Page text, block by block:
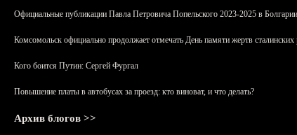
Официальные публикации Павла Петровича Попельского 2023-2025 в
Комсомольск официально продолжает отмечать День памяти жертв сталинских
Кого боится Путин: Сергей Фургал
Повышение платы в автобусах за проезд: кто виноват, и что делать?
Архив блогов >>